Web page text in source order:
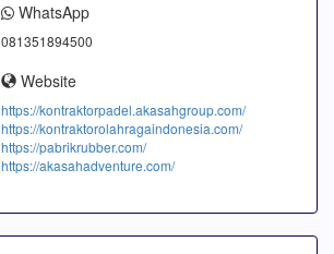
WhatsApp
081351894500
Website
https://kontraktorpadel.akasahgroup.com/
https://kontraktorolahragaindonesia.com/
https://pabrikrubber.com/
https://akasahadventure.com/